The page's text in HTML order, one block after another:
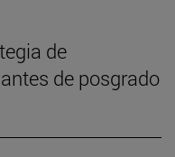
de
de posgrado